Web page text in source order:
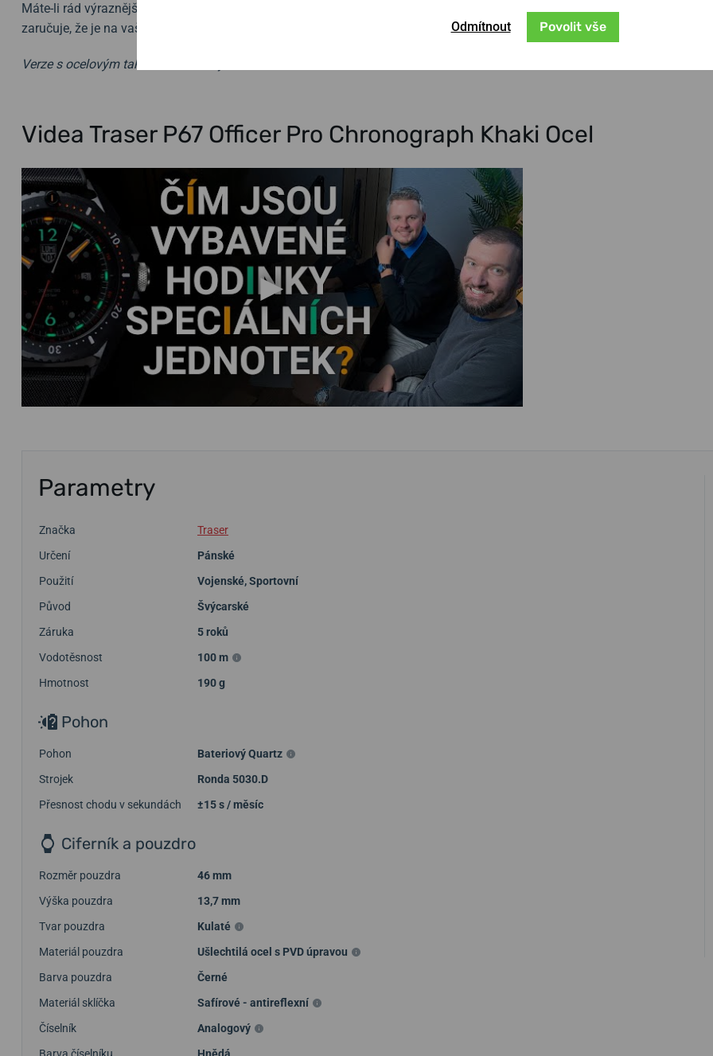
Máte-li rád výraznější a větší doplňky, tak doporučujeme právě tyto pánské hodinky. Velký ciferník
zaručuje, že je na vaší ruce nikdo nepřehlédne.
Verze s ocelovým tahem se označuje 109460.
Videa Traser P67 Officer Pro Chronograph Khaki Ocel
Parametry
Značka
Traser
Určení
Pánské
Použití
Vojenské,Sportovní
Původ
Švýcarské
Záruka
5 roků
Vodotěsnost
100 m
Hmotnost
190 g
Pohon
Pohon
Bateriový Quartz
Strojek
Ronda 5030.D
Přesnost chodu v sekundách
±15 s / měsíc
Ciferník a pouzdro
Rozměr pouzdra
46 mm
Výška pouzdra
13,7 mm
Tvar pouzdra
Kulaté
Materiál pouzdra
Ušlechtilá ocel s PVD úpravou
Barva pouzdra
Černé
Materiál sklíčka
Safírové - antireflexní
Číselník
Analogový
Odmítnout Povolit vše